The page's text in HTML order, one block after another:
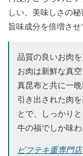
しい、美味しさの
旨味成分を倍増させ
品質の良いお肉
お肉は新鮮な真
真昆布と共に一
引き出された肉
とで、しっかり
牛の福でしか味
ビフテキ重専門